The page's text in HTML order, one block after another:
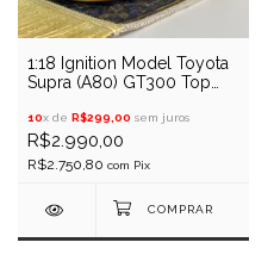
1:18 Ignition Model Toyota
Supra (A80) GT300 Top
10x de R$299,00 sem juros
R$2.990,00
R$2.750,80 com Pix